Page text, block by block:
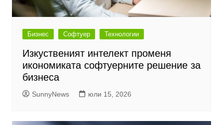
Бизнес Софтуер Технологии
Изкуственият интелект променя
икономиката софтуерните решение за
бизнеса
SunnyNews юли 15, 2026